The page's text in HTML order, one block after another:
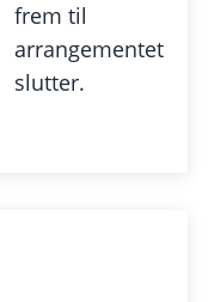
frem til
arrangementet
slutter.